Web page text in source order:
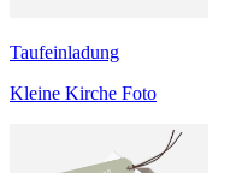
Taufeinladung
Kleine Kirche Foto